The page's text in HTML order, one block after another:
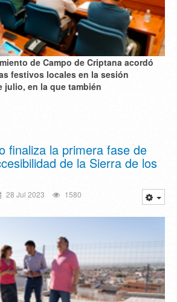
de Campo de Criptana acordó
festivos locales en la sesión
julio, en la que también
finaliza la primera fase de
de la Sierra de los
28 Jul 2023 1580